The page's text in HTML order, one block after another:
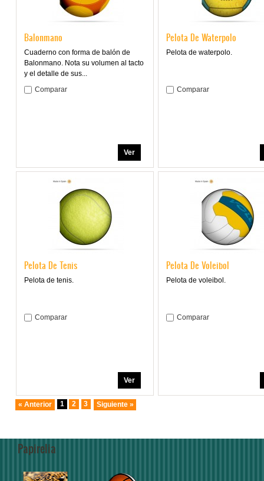
Balonmano
Cuaderno con forma de balón de
Balonmano. Nota su volumen al tacto
y el detalle de sus...
Ver
Comparar
Pelota De Waterpolo
Pelota de waterpolo.
Comparar
Pelota De Tenis
Pelota de tenis.
Ver
Comparar
Pelota De Voleibol
Pelota de voleibol.
Comparar
« Anterior 1 2 3 Siguiente »
Papirelia